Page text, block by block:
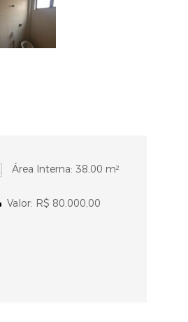
Área Interna: 38,00 m²
Valor: R$ 80.000,00